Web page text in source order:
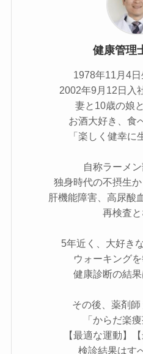
健康管
1978年11月4
2002年9月12日入
妻と10歳の娘
お酒大好き、食
「楽しく健幸に
自称ラーメ
独身時代の不摂生か
肝機能障害、高尿酸
再検査と
5年近く、大好き
ウォーキング
健康診断の結果
その後、薬剤
「からだ楽
【最適な運動】
検診結果はす